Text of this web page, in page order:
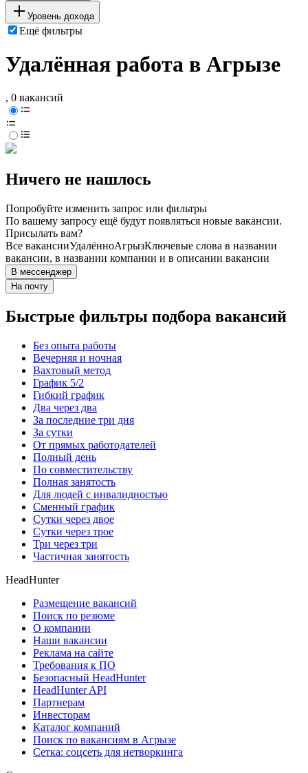
Уровень дохода
Ещё фильтры
Удалённая работа в Агрызе
, 0 вакансий
Ничего не нашлось
Попробуйте изменить запрос или фильтры
По вашему запросу ещё будут появляться новые вакансии.
Присылать вам?
Все вакансииУдалённоАгрызКлючевые слова в названии
вакансии, в названии компании и в описании вакансии
В мессенджер
На почту
Быстрые фильтры подбора вакансий
Без опыта работы
Вечерняя и ночная
Вахтовый метод
График 5/2
Гибкий график
Два через два
За последние три дня
За сутки
От прямых работодателей
Полный день
По совместительству
Полная занятость
Для людей с инвалидностью
Сменный график
Сутки через двое
Сутки через трое
Три через три
Частичная занятость
HeadHunter
Размещение вакансий
Поиск по резюме
О компании
Наши вакансии
Реклама на сайте
Требования к ПО
Безопасный HeadHunter
HeadHunter API
Партнерам
Инвесторам
Каталог компаний
Поиск по вакансиям в Агрызе
Сетка: соцсеть для нетворкинга